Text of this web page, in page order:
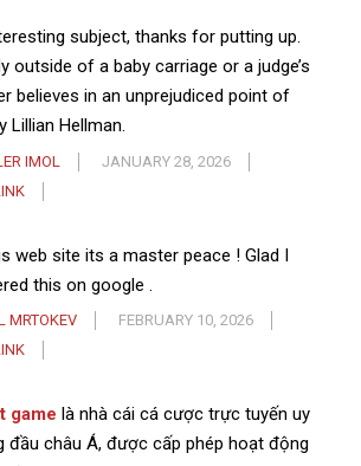
subject, thanks for putting up.
outside of a baby carriage or a judge’s
believes in an unprejudiced point of
Lillian Hellman.
IMOL
JANUARY 28, 2026
web site its a master peace ! Glad I
this on google .
MRTOKEV
FEBRUARY 10, 2026
game là nhà cái cá cược trực tuyến uy
đầu châu Á, được cấp phép hoạt động